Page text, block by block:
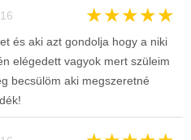
★★★★★
és aki azt gondolja hogy a niki
elégedett vagyok mert szüleim
becsülöm aki megszeretné